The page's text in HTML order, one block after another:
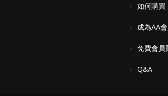
如何購買
成為AA
免費會員
Q&A